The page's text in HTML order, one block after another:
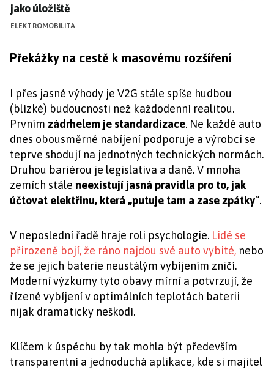
jako úložiště
ELEKTROMOBILITA
Překážky na cestě k masovému rozšíření
I přes jasné výhody je V2G stále spíše hudbou
(blízké) budoucnosti než každodenní realitou.
Prvním zádrhelem je standardizace. Ne každé auto
dnes obousměrné nabíjení podporuje a výrobci se
teprve shodují na jednotných technických normách.
Druhou bariérou je legislativa a daně. V mnoha
zemích stále neexistují jasná pravidla pro to, jak
účtovat elektřinu, která „putuje tam a zase zpátky“.
V neposlední řadě hraje roli psychologie. Lidé se
přirozeně bojí, že ráno najdou své auto vybité, nebo
že se jejich baterie neustálým vybíjením zničí.
Moderní výzkumy tyto obavy mírní a potvrzují, že
řízené vybíjení v optimálních teplotách baterii
nijak dramaticky neškodí.
Klíčem k úspěchu by tak mohla být především
transparentní a jednoduchá aplikace, kde si majitel